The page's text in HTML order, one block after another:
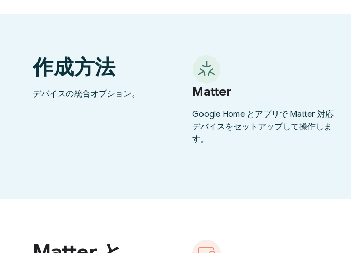
作成方法
デバイスの統合オプション。 Matter
Google Home とアプリで Matter 対応
デバイスをセットアップして操作しま
す。